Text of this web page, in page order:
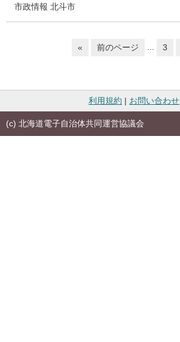
市政情報 北斗市
« 前のページ ... 3
利用規約 | お問い合わせ
(c) 北海道電子自治体共同運営協議会